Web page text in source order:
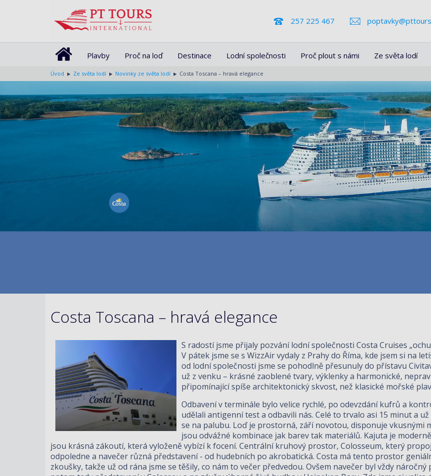
257 225 467
Plavby Proč na loď Destinace Lodní společnosti Proč plout s námi Ze světa lodí
Úvod Ze světa lodí Novinky ze světa lodí Costa Toscana – hravá elegance
Costa Toscana – hravá elegance
S radostí jsme přijaly pozvání lodní společnosti Costa Cruises
V pátek jsme se s WizzAir vydaly z Prahy do Říma, kde jsem si na
od lodní společnosti jsme se pohodlně přesunuly do přístavu
už z venku – krásné zaoblené tvary, výklenky a harmonické,
připomínající spíše architektonický skvost, než klasické mořské
Odbavení v terminále bylo velice rychlé, po odevzdání kufrů a
udělali antigenní test a odbavili nás. Celé to trvalo asi 15 minut a
se na palubu. Loď je prostorná, září novotou, disponuje vkusnými
jsou odvážné kombinace jak barev tak materiálů. Kajuta je
jsou krásná zákoutí, která vyloženě vybízí k focení. Centrální kruhový prostor, Colosseum, který
odpoledne a navečer různá představení - od hudebních po akrobatická. Costa má tento prostor
zkoušky, takže už od rána jsme se těšily, co nám to večer předvedou. Ovšem navečer byl vždy